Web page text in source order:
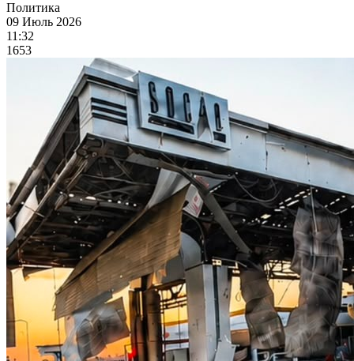
Политика
09 Июль 2026
11:32
1653